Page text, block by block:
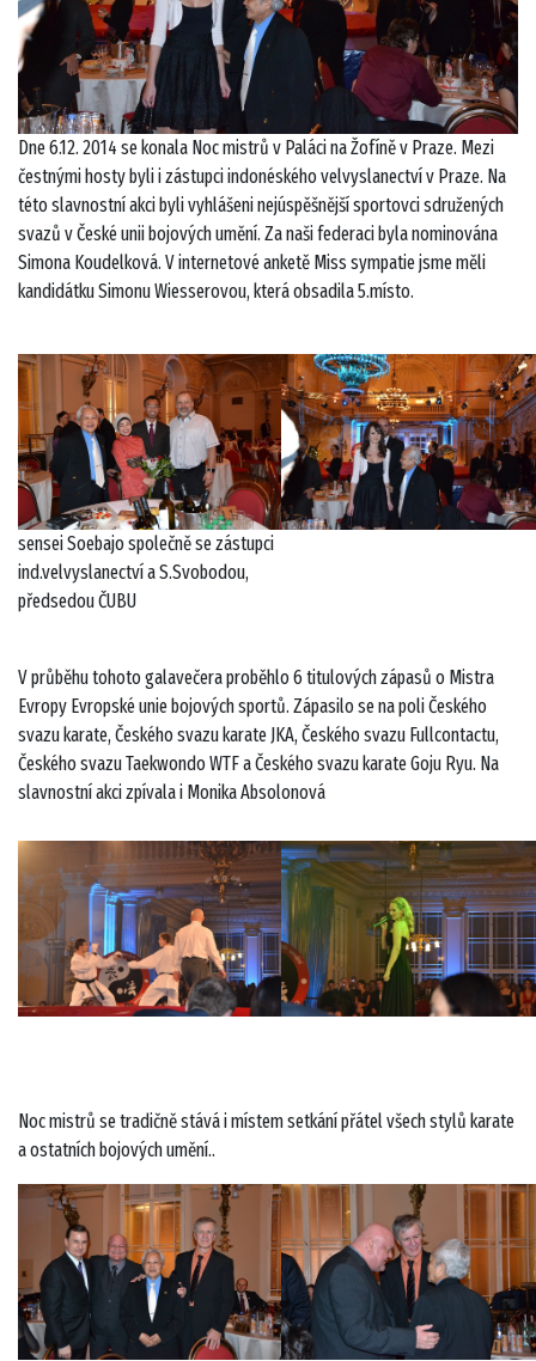
Dne 6.12. 2014 se konala Noc mistrů v Paláci na Žofíně v Praze. Mezi
čestnými hosty byli i zástupci indonéského velvyslanectví v Praze. Na
této slavnostní akci byli vyhlášeni nejúspěšnější sportovci sdružených
svazů v České unii bojových umění. Za naši federaci byla nominována
Simona Koudelková. V internetové anketě Miss sympatie jsme měli
kandidátku Simonu Wiesserovou, která obsadila 5.místo.
sensei Soebajo společně se zástupci
ind.velvyslanectví a S.Svobodou,
předsedou ČUBU
V průběhu tohoto galavečera proběhlo 6 titulových zápasů o Mistra
Evropy Evropské unie bojových sportů. Zápasilo se na poli Českého
svazu karate, Českého svazu karate JKA, Českého svazu Fullcontactu,
Českého svazu Taekwondo WTF a Českého svazu karate Goju Ryu. Na
slavnostní akci zpívala i Monika Absolonová
Noc mistrů se tradičně stává i místem setkání přátel všech stylů karate
a ostatních bojových umění..